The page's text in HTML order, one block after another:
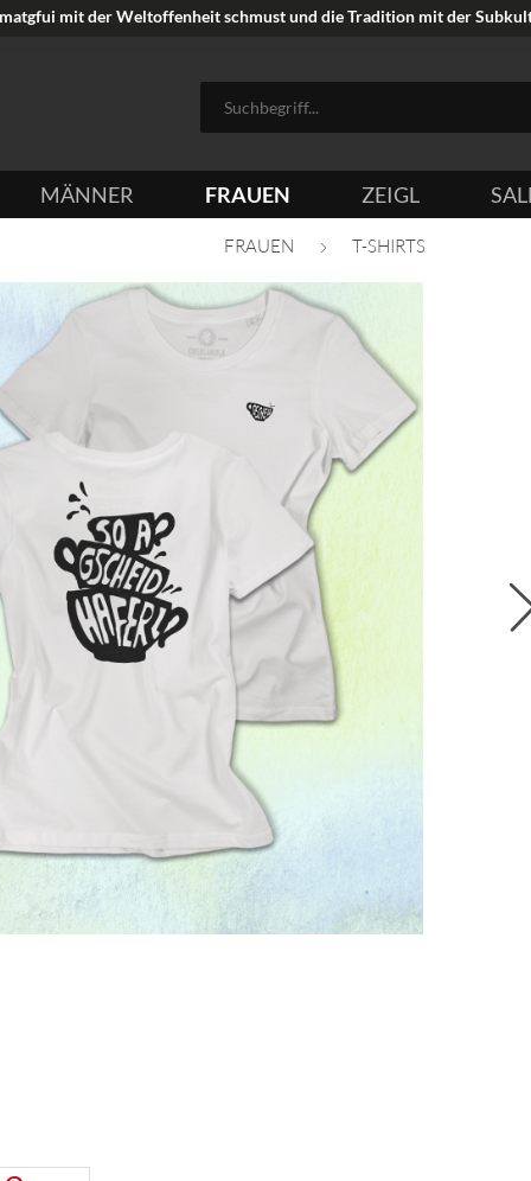
mit der Weltoffenheit schmust und die Tradition mit der
MÄNNER FRAUEN ZEIGL
FRAUEN T-SHIRTS